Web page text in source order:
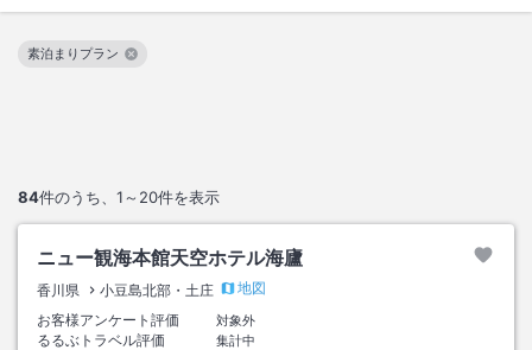
84件のうち、 1～20件を表示
素泊まりプラン
この絞り込み条件を解除
ニュー観海本館天空ホテル海廬
香川県 小豆島北部・土庄
地図
お客様アンケート評価
対象外
るるぶトラベル評価
集計中